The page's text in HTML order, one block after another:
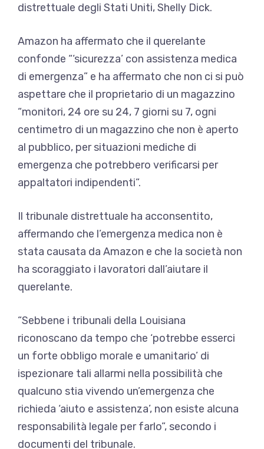
distrettuale degli Stati Uniti, Shelly Dick.
Amazon ha affermato che il querelante
confonde “‘sicurezza’ con assistenza medica
di emergenza” e ha affermato che non ci si può
aspettare che il proprietario di un magazzino
“monitori, 24 ore su 24, 7 giorni su 7, ogni
centimetro di un magazzino che non è aperto
al pubblico, per situazioni mediche di
emergenza che potrebbero verificarsi per
appaltatori indipendenti”.
Il tribunale distrettuale ha acconsentito,
affermando che l’emergenza medica non è
stata causata da Amazon e che la società non
ha scoraggiato i lavoratori dall’aiutare il
querelante.
“Sebbene i tribunali della Louisiana
riconoscano da tempo che ‘potrebbe esserci
un forte obbligo morale e umanitario’ di
ispezionare tali allarmi nella possibilità che
qualcuno stia vivendo un’emergenza che
richieda ‘aiuto e assistenza’, non esiste alcuna
responsabilità legale per farlo”, secondo i
documenti del tribunale.